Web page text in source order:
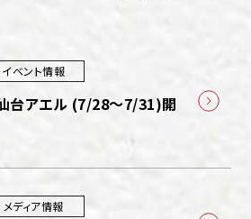
イベント情報
台アエル (7/28～7/31)開
メディア情報